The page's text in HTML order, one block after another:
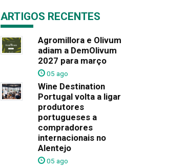
ARTIGOS RECENTES
Agromillora e Olivum
adiam a DemOlivum
2027 para março
05 ago
Wine Destination
Portugal volta a ligar
produtores
portugueses a
compradores
internacionais no
Alentejo
05 ago